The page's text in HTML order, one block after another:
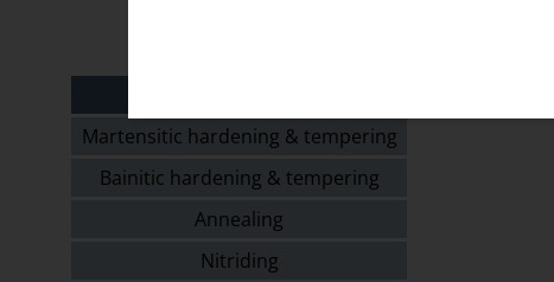
Martensitic hardening & tempering
Bainitic hardening & tempering
Annealing
Nitriding